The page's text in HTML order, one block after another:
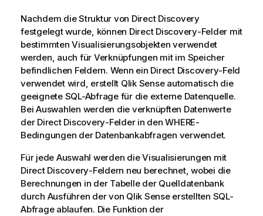
Nachdem die Struktur von Direct Discovery
festgelegt wurde, können Direct Discovery-Felder mit
bestimmten Visualisierungsobjekten verwendet
werden, auch für Verknüpfungen mit im Speicher
befindlichen Feldern. Wenn ein Direct Discovery-Feld
verwendet wird, erstellt Qlik Senseautomatisch die
geeignete SQL-Abfrage für die externe Datenquelle.
Bei Auswahlen werden die verknüpften Datenwerte
der Direct Discovery-Felder in denWHERE-
Bedingungen der Datenbankabfragen verwendet.
Für jede Auswahl werden die Visualisierungen mit
Direct Discovery-Feldern neu berechnet, wobei die
Berechnungen in der Tabelle der Quelldatenbank
durch Ausführen der von Qlik Senseerstellten SQL-
Abfrage ablaufen. Die Funktion der